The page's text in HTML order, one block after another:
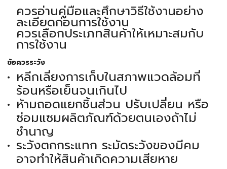
ควรอ่านคู่มือและศึกษาวิธีใช้งานอย่าง
ละเอียดก่อนการใช้งาน
ควรเลือกประเภทสินค้าให้เหมาะสมกับ
การใช้งาน
ข้อควรระวัง
หลีกเลี่ยงการเก็บในสภาพแวดล้อมที่
ร้อนหรือเย็นจนเกินไป
ห้ามถอดแยกชิ้นส่วน ปรับเปลี่ยน หรือ
ซ่อมแซมผลิตภัณฑ์ด้วยตนเองถ้าไม่
ชำนาญ
ระวังตกกระแทก ระมัดระวังของมีคม
อาจทำให้สินค้าเกิดความเสียหาย